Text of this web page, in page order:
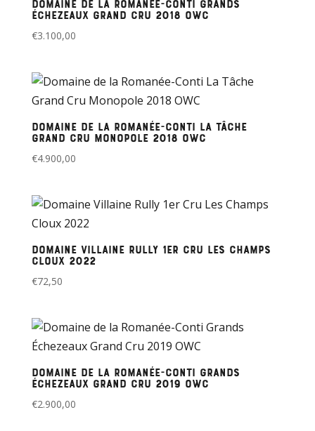
Domaine de la Romanée-Conti Grands
Échezeaux Grand Cru 2018 OWC
€3.100,00
Domaine de la Romanée-Conti La Tâche
Grand Cru Monopole 2018 OWC
€4.900,00
Domaine Villaine Rully 1er Cru Les Champs
Cloux 2022
€72,50
Domaine de la Romanée-Conti Grands
Échezeaux Grand Cru 2019 OWC
€2.900,00